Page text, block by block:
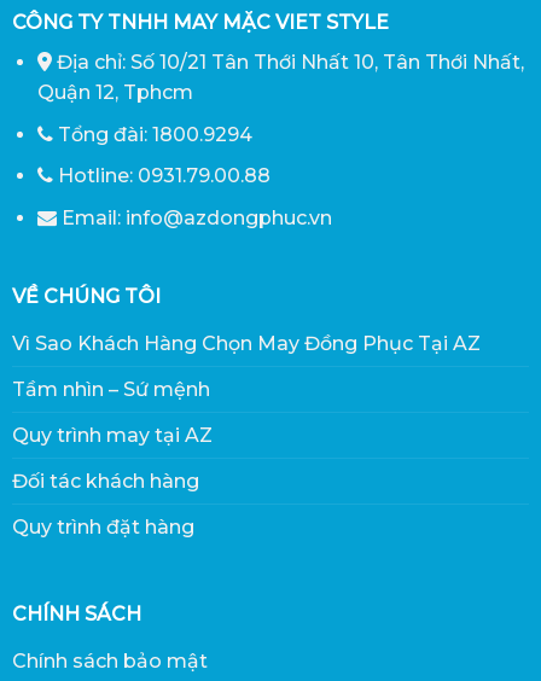
CÔNG TY TNHH MAY MẶC VIET STYLE
Địa chỉ: Số 10/21 Tân Thới Nhất 10, Tân Thới Nhất,
Quận 12, Tphcm
Tổng đài: 1800.9294
Hotline: 0931.79.00.88
Email: info@azdongphuc.vn
VỀ CHÚNG TÔI
Vì Sao Khách Hàng Chọn May Đồng Phục Tại AZ
Tầm nhìn – Sứ mệnh
Quy trình may tại AZ
Đối tác khách hàng
Quy trình đặt hàng
CHÍNH SÁCH
Chính sách bảo mật